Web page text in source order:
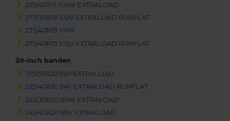
255/45R19 104W EXTRALOAD
275/35R19 100V EXTRALOAD RUNFLAT
275/40R19 101W
275/40R19 105V EXTRALOAD RUNFLAT
20-inch banden
195/55R20 95H EXTRALOAD
225/40R20 94V EXTRALOAD RUNFLAT
245/30R20 90W EXTRALOAD
245/40R20 99V EXTRALOAD